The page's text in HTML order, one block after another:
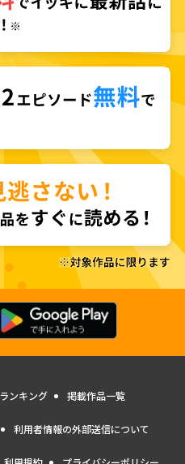
ランキング 掲載作品一覧
利用者情報の外部送信について